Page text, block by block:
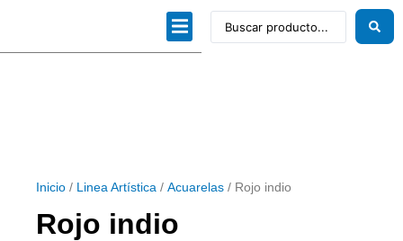
Inicio / Linea Artística / Acuarelas / Rojo indio
Rojo indio